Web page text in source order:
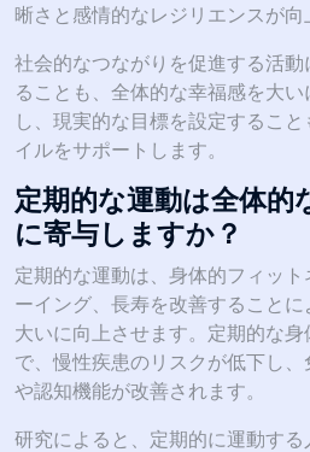
晰さと感情的なレジリエンスが向
社会的なつながりを促進する活
ることも、全体的な幸福感を大
し、現実的な目標を設定するこ
イルをサポートします。
定期的な運動は全体的
に寄与しますか？
定期的な運動は、身体的フィッ
ーイング、長寿を改善すること
大いに向上させます。定期的な身
で、慢性疾患のリスクが低下し
や認知機能が改善されます。
研究によると、定期的に運動す